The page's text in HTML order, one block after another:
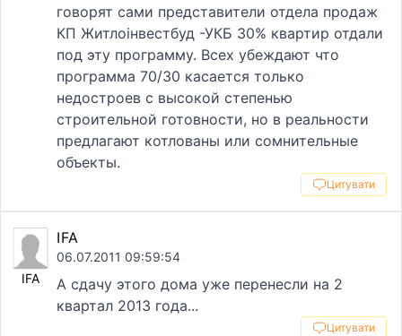
говорят сами представители отдела продаж
КП Житлоiнвестбуд -УКБ 30% квартир отдали
под эту программу. Всех убеждают что
программа 70/30 касается только
недостроев с высокой степенью
строительной готовности, но в реальности
предлагают котлованы или сомнительные
объекты.
Цитувати
IFA
IFA
06.07.2011 09:59:54
А сдачу этого дома уже перенесли на 2
квартал 2013 года...
Цитувати